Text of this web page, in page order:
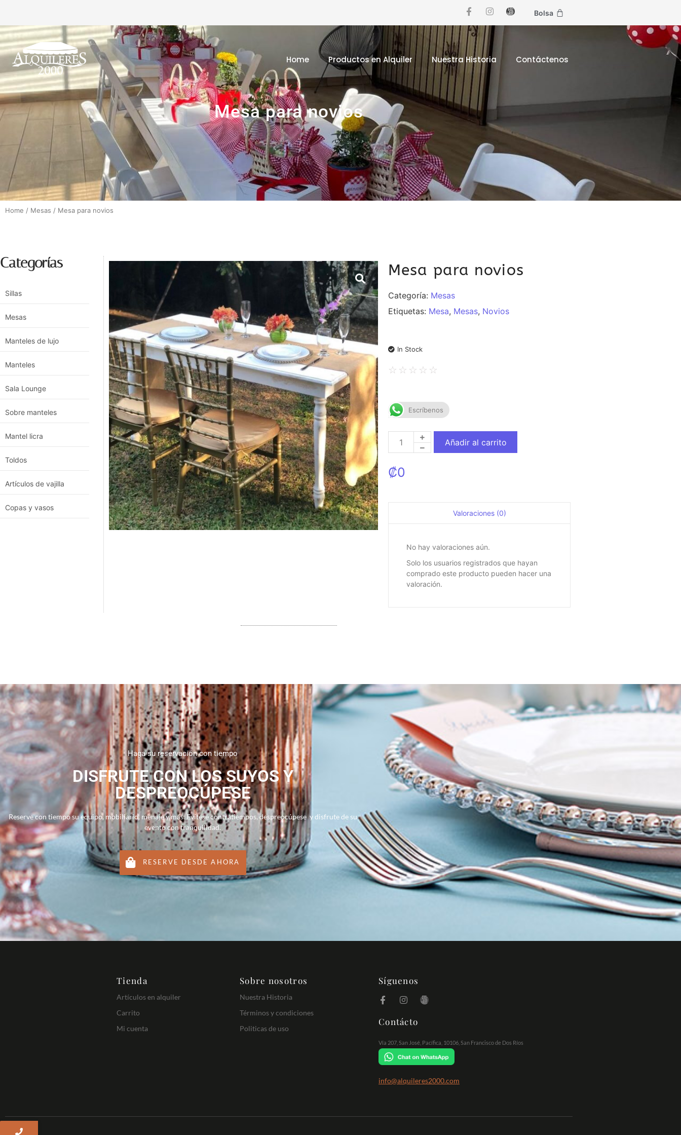
Bolsa
Home Productos en Alquiler Nuestra Historia Contáctenos
Mesa para novios
Home / Mesas / Mesa para novios
Categorías
Sillas
Mesas
Manteles de lujo
Manteles
Sala Lounge
Sobre manteles
Mantel licra
Toldos
Artículos de vajilla
Copas y vasos
Mesa para novios
Categoría: Mesas
Etiquetas: Mesa, Mesas, Novios
In Stock
☆ ☆ ☆ ☆ ☆
Escríbenos
Añadir al carrito
₡0
Valoraciones (0)
No hay valoraciones aún.
Solo los usuarios registrados que hayan
comprado este producto pueden hacer una
valoración.
Haga su reservación con tiempo
DISFRUTE CON LOS SUYOS Y
DESPREOCÚPESE
Reserve con tiempo su equipo, mobiliario, menaje y más. Evítese contratiempos, despreocúpese y disfrute de su
evento con tranquilidad.
RESERVE DESDE AHORA
Tienda
Artículos en alquiler
Carrito
Mi cuenta
Sobre nosotros
Nuestra Historia
Términos y condiciones
Politicas de uso
Síguenos
Contácto
Vía 207, San José, Pacífica, 10106, San Francisco de Dos Ríos
info@alquileres2000.com